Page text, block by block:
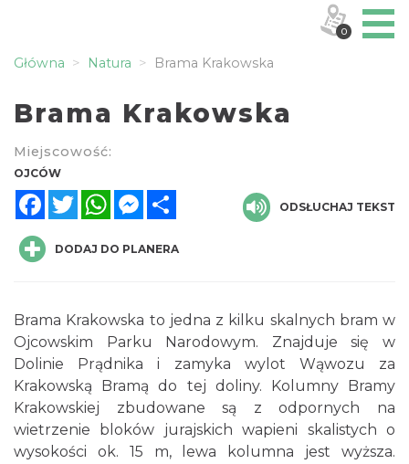
Główna Natura Brama Krakowska
Brama Krakowska
Miejscowość:
OJCÓW
FacebookTwitterWhatsAppMessenger
ODSŁUCHAJ TEKST
DODAJ DO PLANERA
Brama Krakowska to jedna z kilku skalnych bram w
Ojcowskim Parku Narodowym. Znajduje się w
Dolinie Prądnika i zamyka wylot Wąwozu za
Krakowską Bramą do tej doliny. Kolumny Bramy
Krakowskiej zbudowane są z odpornych na
wietrzenie bloków jurajskich wapieni skalistych o
wysokości ok. 15 m, lewa kolumna jest wyższa.
0